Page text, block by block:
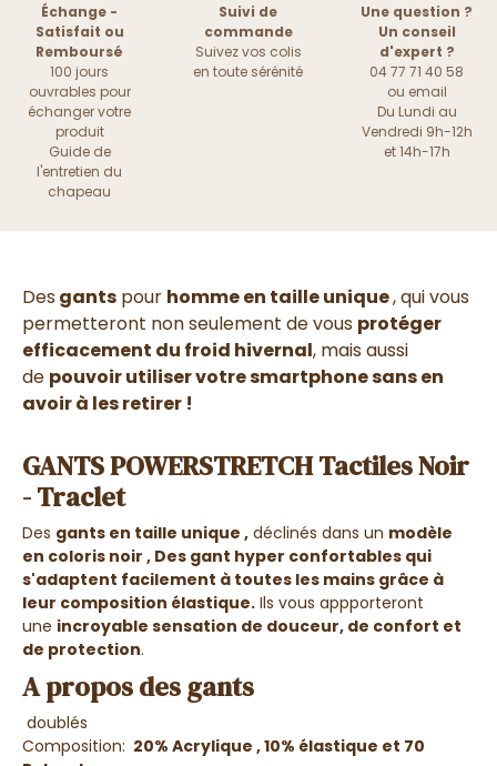
Échange -
Satisfait ou
Remboursé
100 jours
ouvrables pour
échanger votre
produit
Guide de
l'entretien du
chapeau
Suivi de
commande
Suivez vos colis
en toute sérénité
Une question ?
Un conseil
d'expert ?
04 77 71 40 58
ou email
Du Lundi au
Vendredi 9h-12h
et 14h-17h
Desgants pour homme en taille unique, qui vous
permetteront non seulement de vous protéger
efficacement du froid hivernal, mais aussi
de pouvoir utiliser votre smartphone sans en
avoir à les retirer !
GANTS POWERSTRETCH Tactiles Noir
- Traclet
Des gants en taille unique , déclinés dans un modèle
en coloris noir , Des gant hyper confortables qui
s'adaptent facilement à toutes les mains grâce à
leur composition élastique. Ils vous appporteront
une incroyable sensation de douceur, de confort et
de protection.
A propos des gants
doublés
Composition: 20% Acrylique , 10% élastique et 70